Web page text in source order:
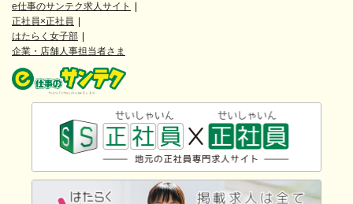
e仕事のサンテク求人サイト
正社員×正社員
はたらく女子部
企業・店舗人事担当者さま